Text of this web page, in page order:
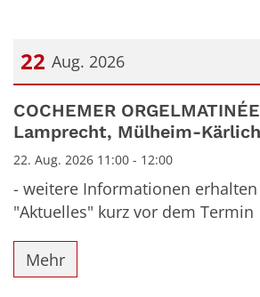
22 Aug. 2026
Datum: 22. August 2026
COCHEMER
Lamprecht, Mülheim-Kärlich
22. Aug. 2026 11:00 - 12:00
- weitere Informationen
"Aktuelles" kurz vor dem Termin
Mehr